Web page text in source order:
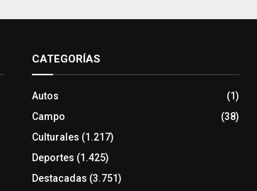
CATEGORÍAS
Autos
(1)
Campo
(38)
Culturales (1.217)
Deportes (1.425)
Destacadas (3.751)